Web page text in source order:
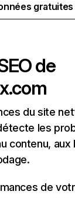
de
du site
les
contenu, aux
de